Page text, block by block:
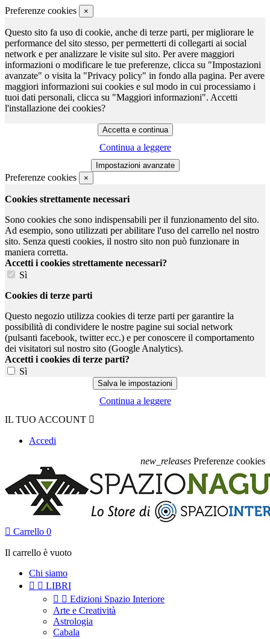
Preferenze cookies ×
Questo sito fa uso di cookie, anche di terze parti, per migliorare le
performance del sito stesso, per permetterti di collegarti ai social
network e per analizzare le visite sul sito. Per avere maggiori
informazioni o modificare le tue preferenze, clicca su "Impostazioni
avanzate" o visita la "Privacy policy" in fondo alla pagina. Per avere
maggiori informazioni sui cookies e sul modo in cui processiamo i
tuoi dati personali, clicca su "Maggiori informazioni". Accetti
l'installazione dei cookies?
Continua a leggere
Preferenze cookies ×
Cookies strettamente necessari
Sono cookies che sono indispensabili per il funzionamento del sito.
Ad esempio, sono utilizzati per abilitare l'uso del carrello nel nostro
sito. Senza questi cookies, il nostro sito non può funzionare in
maniera corretta.
Accetti i cookies strettamente necessari?
Sì
Cookies di terze parti
Questo negozio utilizza cookies di terze parti per garantire la
possibilità di condividere le nostre pagine sui social network
(pulsanti facebook, twitter ecc.) e per conoscere il comportamento
dei visitatori sul nostro sito (Google Analytics).
Accetti i cookies di terze parti?
Sì
Continua a leggere
IL TUO ACCOUNT 
Accedi
new_releases Preferenze cookies
 Carrello 0
Il carrello è vuoto
Chi siamo
  LIBRI
  Edizioni Spazio Interiore
Arte e Creatività
Astrologia
Cabala